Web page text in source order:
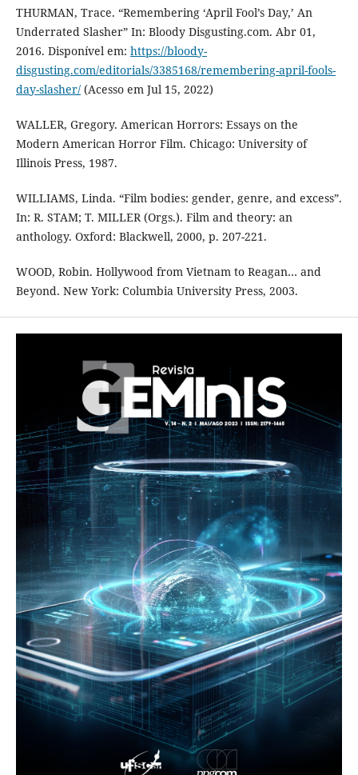
THURMAN, Trace. “Remembering ‘April Fool’s Day,’ An
Underrated Slasher” In: Bloody Disgusting.com. Abr 01,
2016. Disponível em: https://bloody-
disgusting.com/editorials/3385168/remembering-april-fools-
day-slasher/(Acesso em Jul 15, 2022)
WALLER, Gregory. American Horrors: Essays on the
Modern American Horror Film. Chicago: University of
Illinois Press, 1987.
WILLIAMS, Linda. “Film bodies: gender, genre, and excess”.
In: R. STAM; T. MILLER (Orgs.). Film and theory: an
anthology. Oxford: Blackwell, 2000, p. 207-221.
WOOD, Robin. Hollywood from Vietnam to Reagan… and
Beyond. New York: Columbia University Press, 2003.